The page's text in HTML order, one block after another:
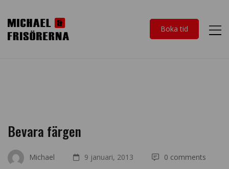
Boka tid
Bevara färgen
Michael 9 januari, 2013 0 comments